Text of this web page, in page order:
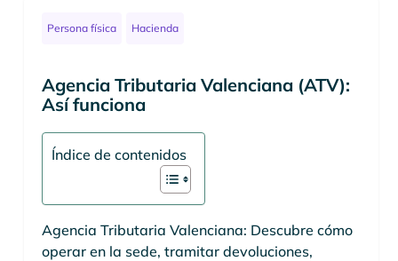
Persona física Hacienda
Agencia Tributaria Valenciana (ATV):
Así funciona
Índice de contenidos
Agencia Tributaria Valenciana: Descubre cómo
operar en la sede, tramitar devoluciones,